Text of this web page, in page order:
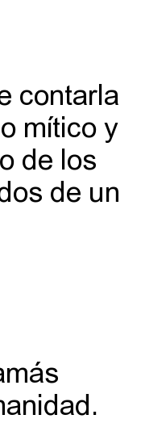
contarla
mítico y
de los
de un